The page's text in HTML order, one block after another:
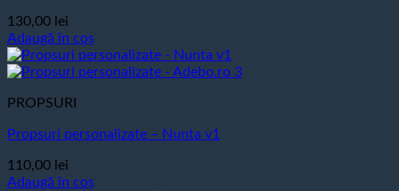
130,00 lei
Adaugă în coș
PROPSURI
Propsuri personalizate – Nunta v1
110,00 lei
Adaugă în coș